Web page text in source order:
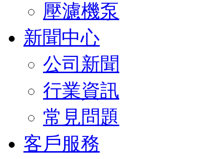
壓濾機泵
新聞中心
公司新聞
行業資訊
常見問題
客戶服務